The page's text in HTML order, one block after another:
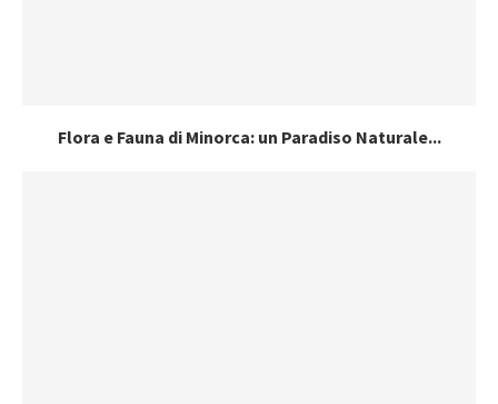
Flora e Fauna di Minorca: un Paradiso Naturale...